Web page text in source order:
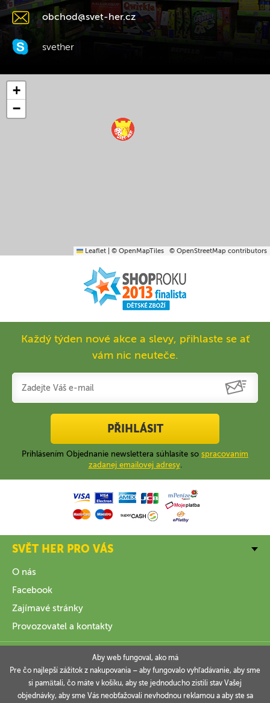
obchod@svet-her.cz
svether
+
−
Leaflet © OpenMapTiles © OpenStreetMap contributors
Každý týden nové akce a slevy, přihlaste se ať
vám nic neuteče.
PŘIHLÁSIT
Prihlásením Objednanie newslettera súhlasíte so spracovaním
zadanej emailovej adresy.
SVĚT HER PRO VÁS
O nás
Facebook
Zajímavé stránky
Provozovatel a kontakty
INFORMACE
Aby web fungoval, ako má
Pre čo najlepší zážitok z nakupovania – aby fungovalo vyhľadávanie, aby sme
si pamätali, čo máte v košíku, aby ste jednoducho zistili stav Vašej
objednávky, aby sme Vás neobťažovali nevhodnou reklamou a aby ste sa